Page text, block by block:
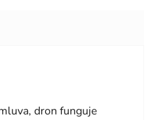
dron funguje